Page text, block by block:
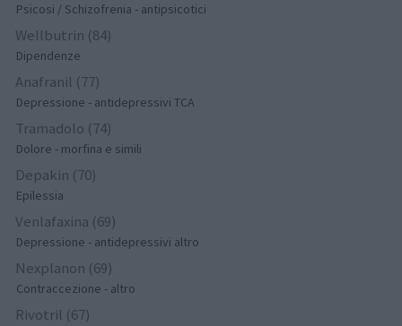
Psicosi / Schizofrenia - antipsicotici
Wellbutrin (84)
Dipendenze
Anafranil (77)
Depressione - antidepressivi TCA
Tramadolo (74)
Dolore - morfina e simili
Depakin (70)
Epilessia
Venlafaxina (69)
Depressione - antidepressivi altro
Nexplanon (69)
Contraccezione - altro
Rivotril (67)